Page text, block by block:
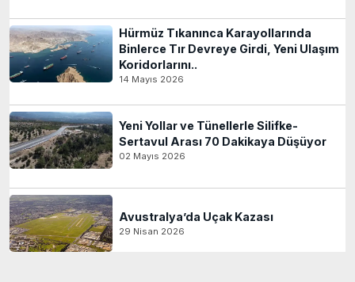
Hürmüz Tıkanınca Karayollarında
Binlerce Tır Devreye Girdi, Yeni Ulaşım
Koridorlarını..
14 Mayıs 2026
Yeni Yollar ve Tünellerle Silifke-
Sertavul Arası 70 Dakikaya Düşüyor
02 Mayıs 2026
Avustralya’da Uçak Kazası
29 Nisan 2026